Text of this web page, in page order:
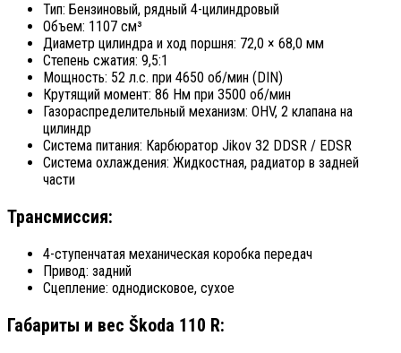
Тип: Бензиновый, рядный 4-цилиндровый
Объем: 1107 см³
Диаметр цилиндра и ход поршня: 72,0 × 68,0 мм
Степень сжатия: 9,5:1
Мощность: 52 л.с. при 4650 об/мин (DIN)
Крутящий момент: 86 Нм при 3500 об/мин
Газораспределительный механизм: OHV, 2 клапана на
цилиндр
Система питания: Карбюратор Jikov 32 DDSR / EDSR
Система охлаждения: Жидкостная, радиатор в задней
части
Трансмиссия:
4-ступенчатая механическая коробка передач
Привод: задний
Сцепление: однодисковое, сухое
Габариты и вес Škoda 110 R: